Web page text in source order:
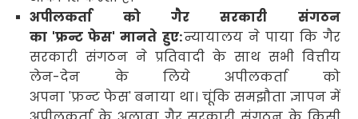
अपीलकर्ता को गैर सरकारी संगठन
का 'फ्रन्ट फेस'मानते हुए:न्यायालय ने पाया कि गैर
सरकारी संगठन ने प्रतिवादी के साथ सभी वित्तीय
लेन-देन के लिये अपीलकर्ता को
अपना'फ्रन्ट फेस'बनाया था। चूंकि समझौता ज्ञापन में